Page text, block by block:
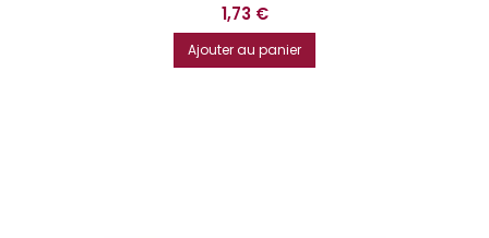
Prix
1,73 €
Ajouter au panier